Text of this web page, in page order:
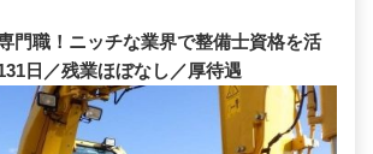
門職！ニッチな業界で整備士資格を活
日／残業ほぼなし／厚待遇